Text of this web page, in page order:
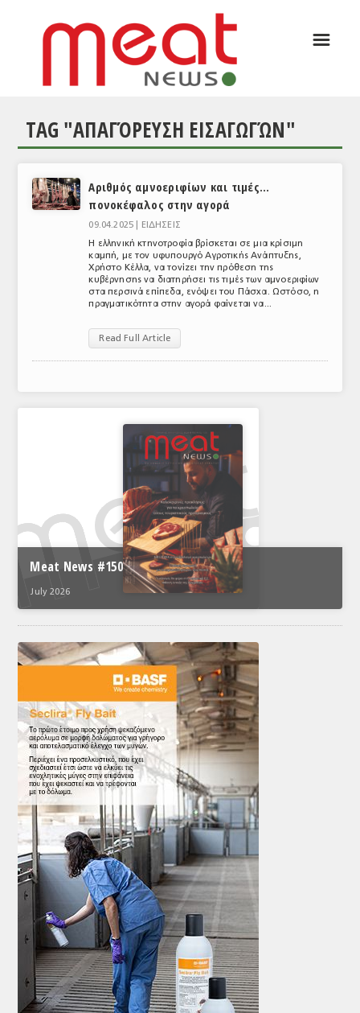
ΕΙΔΗΣΕΙΣ
ΘΕΜΑΤΑ
ΠΡΩΤΕΣ ΥΛΕΣ
ΕΞΟΠΛΙΣΜΟΣ
ΕΜΠΟΡΙΚΟΙ ΑΝΤΙΠΡΟΣΩΠΟΙ
ΝΟΜΟΘΕΣΙΑ
ΕΛΛΗΝΙΚΗ ΝΟΜΟΘΕΣΙΑ
ΕΥΡΩΠΑΪΚΗ ΝΟΜΟΘΕΣΙΑ
ΤΟ ΠΕΡΙΟΔΙΚΟ
Profile
ΑΡΧΕΙΟ ΤΕΥΧΩΝ
ΣΥΝΕΔΡΙΟ ΚΡΕΑΤΟΣ
☰
TAG "ΑΠΑΓΌΡΕΥΣΗ ΕΙΣΑΓΩΓΏΝ"
Αριθμός αμνοεριφίων και τιμές…
πονοκέφαλος στην αγορά
09.04.2025 |
ΕΙΔΗΣΕΙΣ
Η ελληνική κτηνοτροφία βρίσκεται σε μια κρίσιμη
καμπή, με τον υφυπουργό Αγροτικής Ανάπτυξης,
Χρήστο Κέλλα, να τονίζει την πρόθεση της
κυβέρνησης να διατηρήσει τις τιμές των αμνοεριφίων
στα περσινά επίπεδα, ενόψει του Πάσχα. Ωστόσο, η
πραγματικότητα στην αγορά φαίνεται να...
Read Full Article
Meat News #150
July 2026